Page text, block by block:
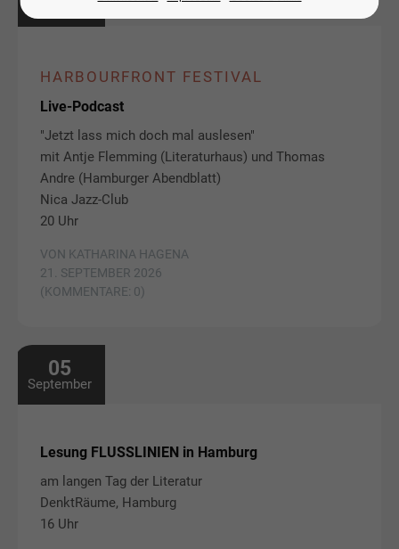
HARBOURFRONT FESTIVAL
Live-Podcast
"Jetzt lass mich doch mal auslesen"
mit Antje Flemming (Literaturhaus) und Thomas
Andre (Hamburger Abendblatt)
Nica Jazz-Club
20 Uhr
VON KATHARINA HAGENA
21. SEPTEMBER 2026
(KOMMENTARE: 0)
05
September
Lesung FLUSSLINIEN in Hamburg
am langen Tag der Literatur
DenktRäume, Hamburg
16 Uhr